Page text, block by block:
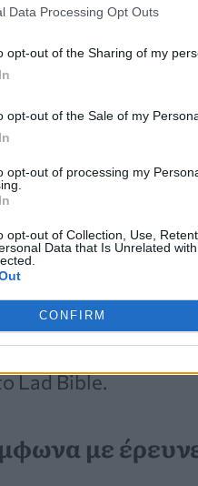
Data Processing Opt Outs
opt-out of the Sharing of my
opt-out of the Sale of my
opt-out of processing my
opt-out of Collection, Use,
Data that Is Unrelated
CONFIRM
Νέα
της αμέλειας
να αντιληφθεί
βλάβης
και
Lad Bible.
με